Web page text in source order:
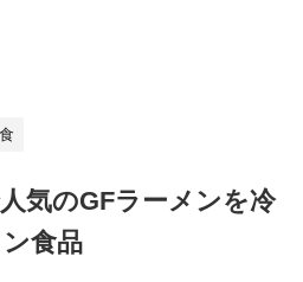
気のGFラーメンを冷
食品